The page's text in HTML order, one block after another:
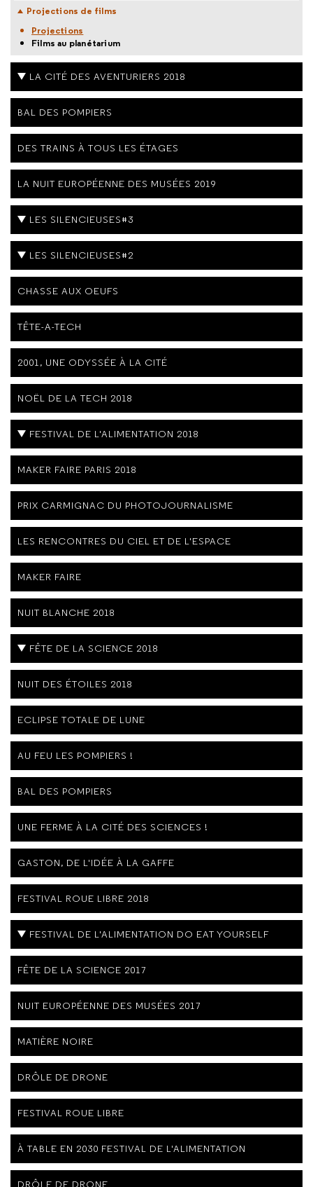
Projections de films
Projections
Films au planétarium
LA CITÉ DES AVENTURIERS 2018
BAL DES POMPIERS
DES TRAINS À TOUS LES ÉTAGES
LA NUIT EUROPÉENNE DES MUSÉES 2019
LES SILENCIEUSES#3
LES SILENCIEUSES#2
CHASSE AUX OEUFS
TÊTE-A-TECH
2001, UNE ODYSSÉE À LA CITÉ
NOËL DE LA TECH 2018
FESTIVAL DE L'ALIMENTATION 2018
MAKER FAIRE PARIS 2018
PRIX CARMIGNAC DU PHOTOJOURNALISME
LES RENCONTRES DU CIEL ET DE L'ESPACE
MAKER FAIRE
NUIT BLANCHE 2018
FÊTE DE LA SCIENCE 2018
NUIT DES ÉTOILES 2018
ECLIPSE TOTALE DE LUNE
AU FEU LES POMPIERS !
BAL DES POMPIERS
UNE FERME À LA CITÉ DES SCIENCES !
GASTON, DE L'IDÉE À LA GAFFE
FESTIVAL ROUE LIBRE 2018
FESTIVAL DE L'ALIMENTATION DO EAT YOURSELF
FÊTE DE LA SCIENCE 2017
NUIT EUROPÉENNE DES MUSÉES 2017
MATIÈRE NOIRE
DRÔLE DE DRONE
FESTIVAL ROUE LIBRE
À TABLE EN 2030 FESTIVAL DE L'ALIMENTATION
DRÔLE DE DRONE